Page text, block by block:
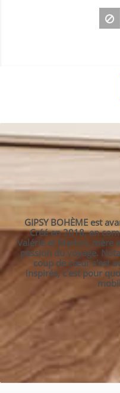
GIPSY BOHÈME est
Créé en 2018, en
Valérie et Marlon, mère
passion du voyage.
coup de cœur s'est
inspirés, c'est pour